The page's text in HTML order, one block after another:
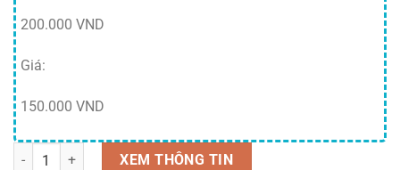
200.000 VND
Giá:
150.000 VND
Giày da sỹ quan số lượngXEM THÔNG TIN